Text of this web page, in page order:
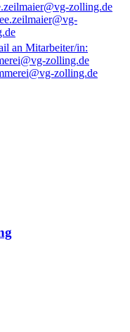
zolling.de